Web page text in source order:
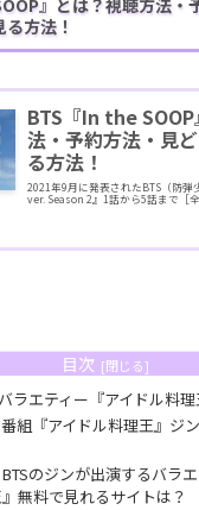
方法！
BTS『In the
法・予約方法・見
る方法！
2021年9月に発表されたBTS（防弾
ver. Season 2』1話から5話まで［
目次
バラエティー『アイドル料
組『アイドル料理王』ジ
BTSのジンが出演するバラ
無料で見れるサイトは？